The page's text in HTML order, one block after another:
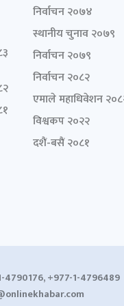
निर्वाचन २०७४
स्थानीय चुनाव २०७९
निर्वाचन २०७९
निर्वाचन २०८२
एमाले महाधिवेशन
विश्वकप २०२२
दशैं-बसैं २०८१
4790176, +977-1-4796489